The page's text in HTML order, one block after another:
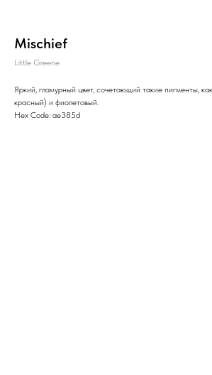
Mischief
Little Greene
Яркий, гламурный цвет, сочетающий такие пигменты,
красный) и фиолетовый.
Hex Code: ae385d